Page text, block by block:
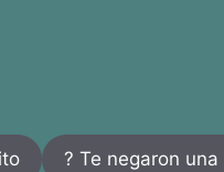
? Te negaron